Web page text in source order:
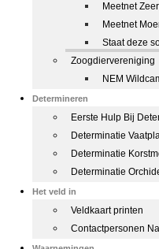
Meetnet
Meetnet
Staat deze
Zoogdiervereniging
NEM
Determineren
Eerste Hulp Bij
Determinatie
Determinatie
Determinatie
Het veld in
Veldkaart printen
Contactpersonen